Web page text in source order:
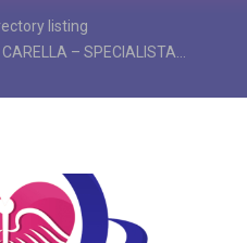
listing
– SPECIALISTA…